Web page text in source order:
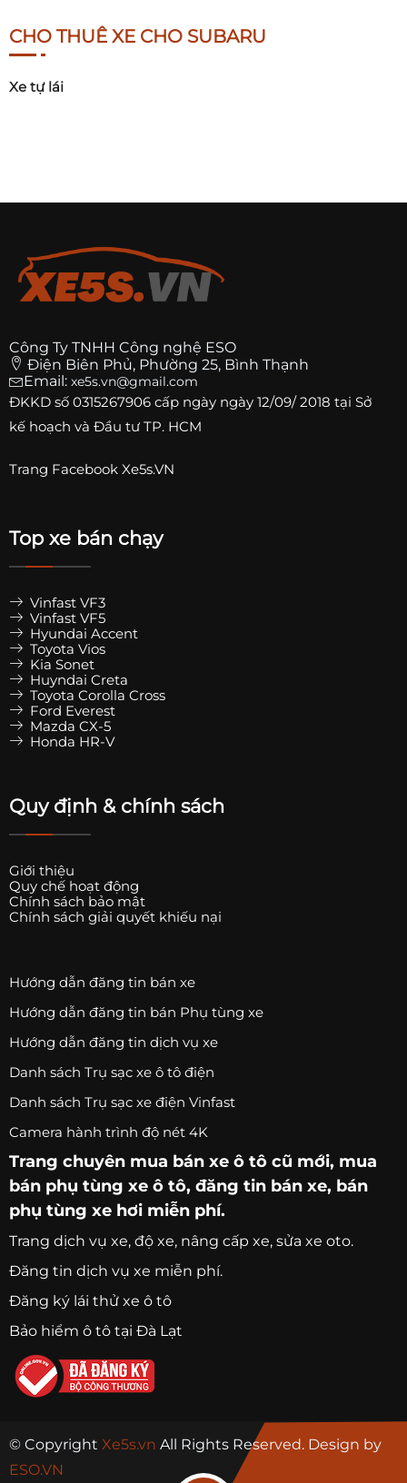
CHO THUÊ XE CHO SUBARU
Xe tự lái
Công Ty TNHH Công nghệ ESO
Điện Biên Phủ, Phường 25, Bình Thạnh
Email: xe5s.vn@gmail.com
ĐKKD số 0315267906 cấp ngày ngày 12/09/ 2018 tại Sở
kế hoạch và Đầu tư TP. HCM
Trang Facebook Xe5s.VN
Top xe bán chạy
Vinfast VF3
Vinfast VF5
Hyundai Accent
Toyota Vios
Kia Sonet
Huyndai Creta
Toyota Corolla Cross
Ford Everest
Mazda CX-5
Honda HR-V
Quy định & chính sách
Giới thiệu
Quy chế hoạt động
Chính sách bảo mật
Chính sách giải quyết khiếu nại
Hướng dẫn đăng tin bán xe
Hướng dẫn đăng tin bán Phụ tùng xe
Hướng dẫn đăng tin dịch vụ xe
Danh sách Trụ sạc xe ô tô điện
Danh sách Trụ sạc xe điện Vinfast
Camera hành trình độ nét 4K
Trang chuyên mua bán xe ô tô cũ mới, mua
bán phụ tùng xe ô tô, đăng tin bán xe, bán
phụ tùng xe hơi miễn phí.
Trang dịch vụ xe, độ xe, nâng cấp xe, sửa xe oto.
Đăng tin dịch vụ xe miễn phí.
Đăng ký lái thử xe ô tô
Bảo hiểm ô tô tại Đà Lạt
© Copyright Xe5s.vn All Rights Reserved. Design by
ESO.VN